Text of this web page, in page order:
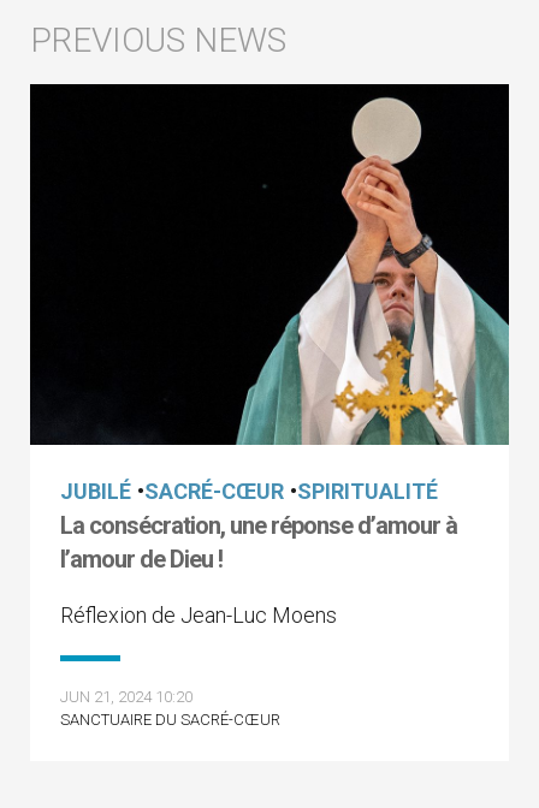
JUBILÉ •SACRÉ-CŒUR •SPIRITUALITÉ
La consécration, une réponse d’amour à
l’amour de Dieu !
Réflexion de Jean-Luc Moens
JUN 21, 2024 10:20
SANCTUAIRE DU SACRÉ-CŒUR